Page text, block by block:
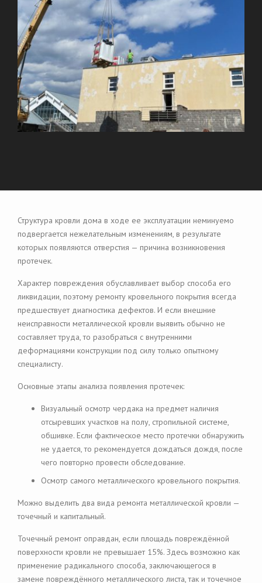
Структура кровли дома в ходе ее эксплуатации неминуемо
подвергается нежелательным изменениям, в результате
которых появляются отверстия — причина возникновения
протечек.
Характер повреждения обуславливает выбор способа его
ликвидации, поэтому ремонту кровельного покрытия всегда
предшествует диагностика дефектов. И если внешние
неисправности металлической кровли выявить обычно не
составляет труда, то разобраться с внутренними
деформациями конструкции под силу только опытному
специалисту.
Основные этапы анализа появления протечек:
Визуальный осмотр чердака на предмет наличия
отсыревших участков на полу, стропильной системе,
обшивке. Если фактическое место протечки обнаружить
не удается, то рекомендуется дождаться дождя, после
чего повторно провести обследование.
Осмотр самого металлического кровельного покрытия.
Можно выделить два вида ремонта металлической кровли —
точечный и капитальный.
Точечный ремонт оправдан, если площадь повреждённой
поверхности кровли не превышает 15%. Здесь возможно как
применение радикального способа, заключающегося в
замене повреждённого металлического листа, так и точечное